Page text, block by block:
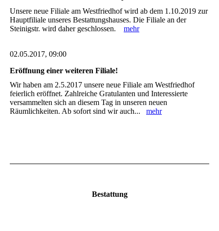
Unsere neue Filiale am Westfriedhof wird ab dem 1.10.2019 zur
Hauptfiliale unseres Bestattungshauses. Die Filiale an der
Steinigstr. wird daher geschlossen. mehr
02.05.2017, 09:00
Eröffnung einer weiteren Filiale!
Wir haben am 2.5.2017 unsere neue Filiale am Westfriedhof
feierlich eröffnet. Zahlreiche Gratulanten und Interessierte
versammelten sich an diesem Tag in unseren neuen
Räumlichkeiten. Ab sofort sind wir auch... mehr
Bestattung